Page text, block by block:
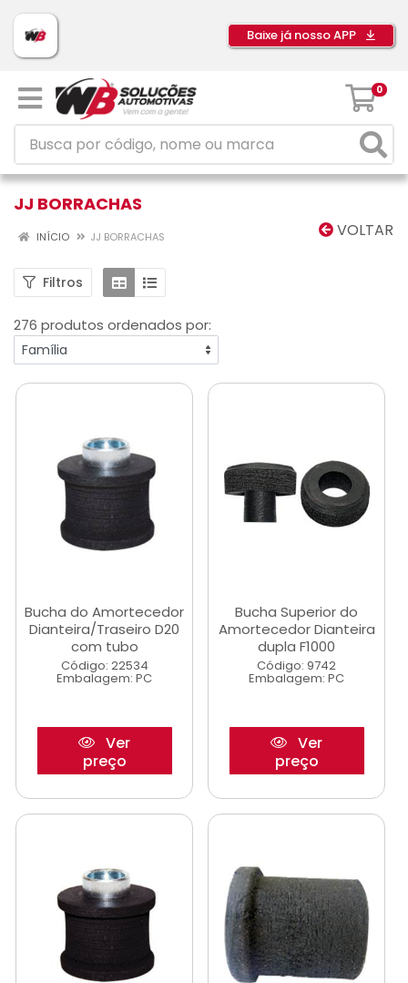
Baixe já nosso APP
0
JJ BORRACHAS
VOLTAR
INÍCIO JJ BORRACHAS
Filtros
276 produtos ordenados por:
Bucha do Amortecedor
Dianteira/Traseiro D20
com tubo
Código: 22534
Embalagem: PC
Ver
preço
Bucha Superior do
Amortecedor Dianteira
dupla F1000
Código: 9742
Embalagem: PC
Ver
preço